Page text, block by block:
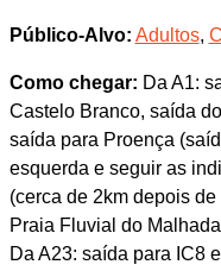
Público-Alvo: Adultos,
Como chegar: Da A1:
Castelo Branco, saída
saída para Proença
esquerda e seguir as
(cerca de 2km depois
Praia Fluvial do
Da A23: saída para IC8